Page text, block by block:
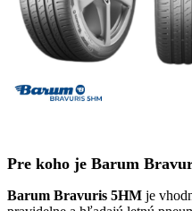
Pre koho je Barum
Barum Bravuris 5HM je